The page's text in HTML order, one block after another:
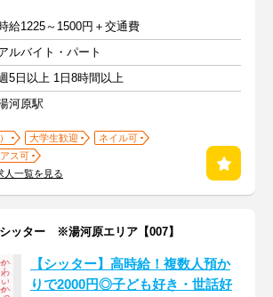
給1225～1500円＋交通費
ルバイト・パート
5日以上 1日8時間以上
河原駅
大学生歓迎
ネイル可
ス可
人一覧を見る
ッター ※湯河原エリア【007】
【シッター】高時給！複数人預か
りで2000円◎子ども好き・世話好